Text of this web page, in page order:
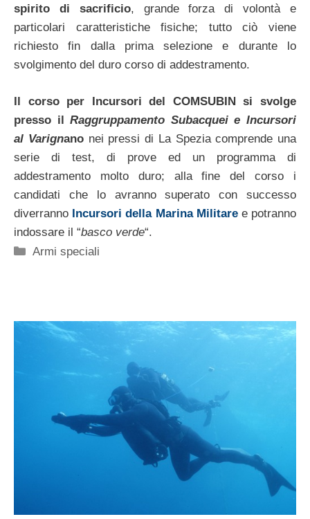
spirito di sacrificio, grande forza di volontà e
particolari caratteristiche fisiche; tutto ciò viene
richiesto fin dalla prima selezione e durante lo
svolgimento del duro corso di addestramento.
Il corso per Incursori del COMSUBIN si svolge
presso ilRaggruppamento Subacquei e Incursori
al Varignanonei pressi di La Spezia comprende una
serie di test, di prove ed un programma di
addestramento molto duro; alla fine del corso i
candidati che lo avranno superato con successo
diverranno Incursori della Marina Militaree potranno
indossare il “basco verde“.
Categorie
Armi speciali